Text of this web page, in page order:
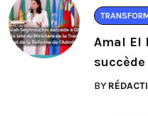
Amal El
BY